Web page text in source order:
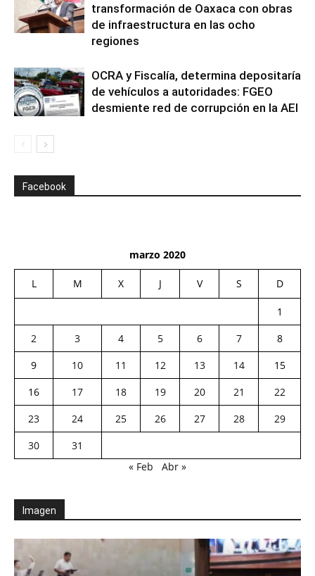
transformación de Oaxaca con obras
de infraestructura en las ocho
regiones
OCRA y Fiscalía, determina depositaría
de vehículos a autoridades: FGEO
desmiente red de corrupción en la AEI
Facebook
marzo 2020
L M X J V S D
1
2
3 4 5 6 7
8
9
10 11 12 13 14
15
16
17 18 19 20 21
22
23
24 25 26 27 28
29
30
31
« Feb
Abr »
Imagen